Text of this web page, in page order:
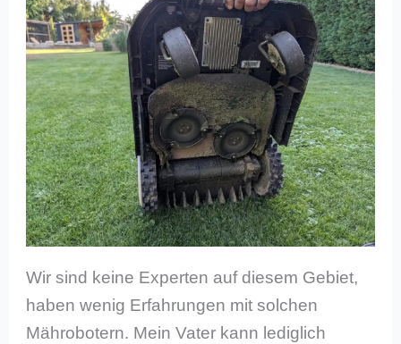
Wir sind keine Experten auf diesem Gebiet,
haben wenig Erfahrungen mit solchen
Mährobotern. Mein Vater kann lediglich